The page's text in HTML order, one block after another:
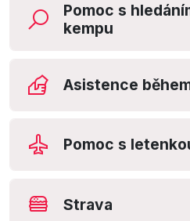
Pomoc s
kempu
Asistence
Pomoc s
Strava